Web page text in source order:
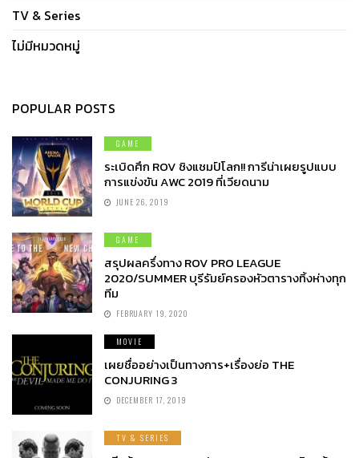
TV & Series
ไม่มีหมวดหมู่
POPULAR POSTS
GAME
ระเบิดศึก ROV ชิงแชมป์โลก!! การีน่าเผยรูปแบบ
การแข่งขัน AWC 2019 ที่เวียดนาม
JUNE 26, 2019
GAME
สรุปผลครึ่งทาง ROV PRO LEAGUE
2020/SUMMER บุรีรัมย์ครองหัวตารางทิ้งห่างทุก
ทีม
FEBRUARY 19, 2020
MOVIE
เผยชื่ออย่างเป็นทางการ+เรื่องย่อ THE
CONJURING 3
DECEMBER 17, 2019
TV & SERIES